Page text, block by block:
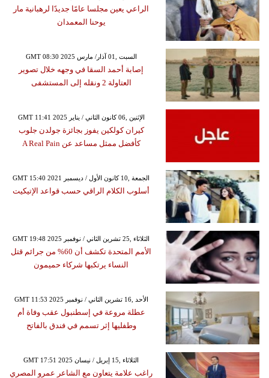
الراعي يعين مجلسا عامًا جديدًا لرهبانية مار
يوحنا المعمدان
GMT 08:30 2025 السبت ,01 آذار/ مارس
إصابة أحمد السقا في وجهه خلال تصوير
العتاولة 2 ونقله إلى المستشفى
GMT 11:41 2025 الإثنين ,06 كانون الثاني / يناير
كيران كولكين يفوز بجائزة جولدن جلوب
كأفضل ممثل مساعد عن A Real Pain
GMT 15:40 2021 الجمعة ,10 كانون الأول / ديسمبر
أسلوب الكلام الراقي حسب قواعد الإتيكيت
GMT 19:48 2025 الثلاثاء ,25 تشرين الثاني / نوفمبر
الأمم المتحدة تكشف أن 60% من جرائم قتل
النساء يرتكبها شركاء حميمون
GMT 11:53 2025 الأحد ,16 تشرين الثاني / نوفمبر
عطلة مروعة في إسطنبول عقب وفاة أم
وطفليها إثر تسمم في فندق بالفاتح
GMT 17:51 2025 الثلاثاء ,15 إبريل / نيسان
راغب علامة يتعاون مع الشاعر عمرو المصري